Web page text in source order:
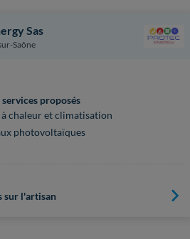
Sas
Saône
proposés
à chaleur et climatisation
photovoltaïques
sur l'artisan